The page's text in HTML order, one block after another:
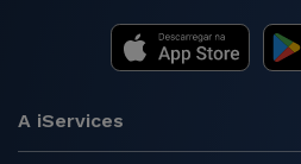
objetivo é garantir que são
com bom desempenho e
Estes testes passam pela
A iServices